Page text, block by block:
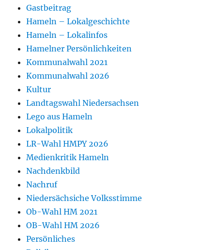
Gastbeitrag
Hameln – Lokalgeschichte
Hameln – Lokalinfos
Hamelner Persönlichkeiten
Kommunalwahl 2021
Kommunalwahl 2026
Kultur
Landtagswahl Niedersachsen
Lego aus Hameln
Lokalpolitik
LR-Wahl HMPY 2026
Medienkritik Hameln
Nachdenkbild
Nachruf
Niedersächsiche Volksstimme
Ob-Wahl HM 2021
OB-Wahl HM 2026
Persönliches